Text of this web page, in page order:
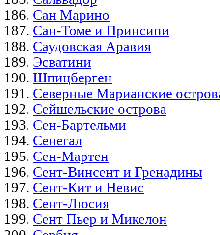
Сан Марино
Сан-Томе и Принсипи
Саудовская Аравия
Эсватини
Шпицберген
Северные Марианские
Сейшельские острова
Сен-Бартельми
Сенегал
Сен-Мартен
Сент-Винсент и Гренадины
Сент-Кит и Невис
Сент-Люсия
Сент Пьер и Микелон